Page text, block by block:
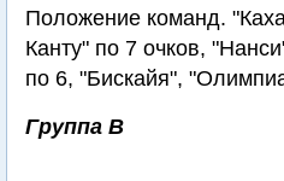
Положение команд.
Канту" по 7 очков,
по 6, "Бискайя",
Группа В